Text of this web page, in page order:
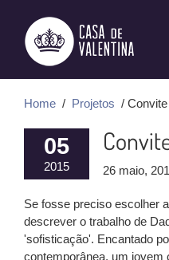
conteúdo
Home / Projetos /
05
2015 26 maio,
Se fosse preciso escolher
descrever o trabalho de
'sofisticação'. Encantado
contemporânea, um jovem